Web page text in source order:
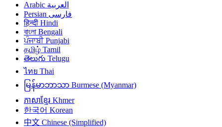
العربية Arabic
فارسی Persian
हिन्दी Hindi
বাংলা Bengali
ਪੰਜਾਬੀ Punjabi
தமிழ் Tamil
తెలుగు Telugu
ไทย Thai
မြန်မာဘာသာ Burmese (Myanmar)
ភាសាខ្មែរ Khmer
한국어 Korean
中文 Chinese (Simplified)